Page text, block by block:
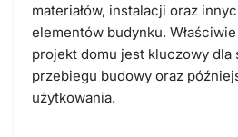
materiałów, instalacji oraz
elementów budynku.
projekt domu jest kluczowy dla
przebiegu budowy oraz
użytkowania.